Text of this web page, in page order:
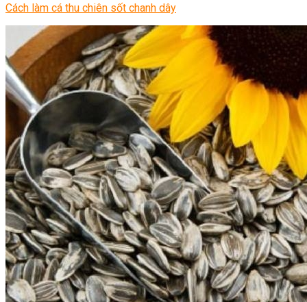
Cách làm cá thu chiên sốt chanh dây